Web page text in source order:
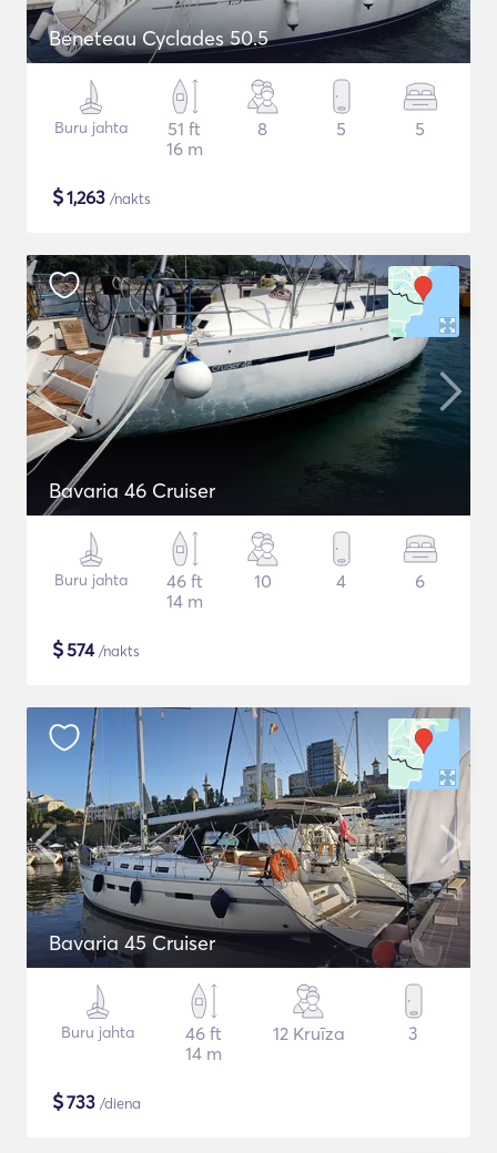
Beneteau Cyclades 50.5
Buru jahta
51 ft
16 m
8 5 5
$1,263 /nakts
Bavaria 46 Cruiser
Buru jahta
46 ft
14 m
10 4 6
$574/nakts
Bavaria 45 Cruiser
Buru jahta
46 ft
14 m
12 Kruīza 3
$733 /diena